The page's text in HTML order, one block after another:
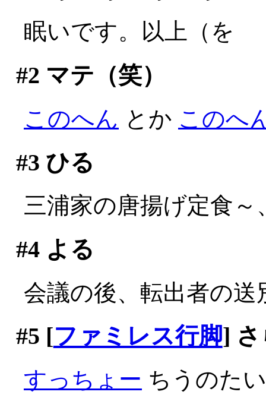
眠いです。以上（を
#2 マテ（笑）
このへん とか このへ
#3 ひる
三浦家の唐揚げ定食
#4よる
会議の後、転出者の送
#5 [ファミレス行脚]
すっちょー ちうのた